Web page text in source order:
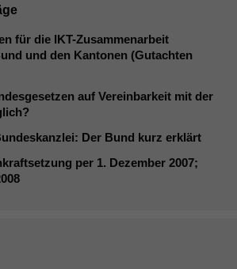
für die IKT-Zusammenarbeit
und den Kantonen (Gutachten
auf Vereinbarkeit mit der
Der Bund kurz erklärt
per 1. Dezember 2007;